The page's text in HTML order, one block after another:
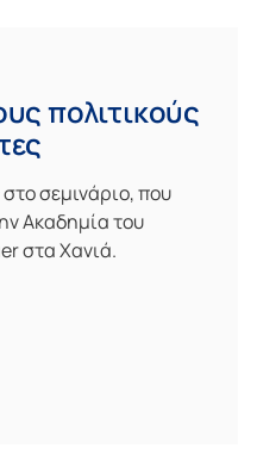
πολιτικούς
σεμινάριο, που
Ακαδημία του
στα Χανιά.